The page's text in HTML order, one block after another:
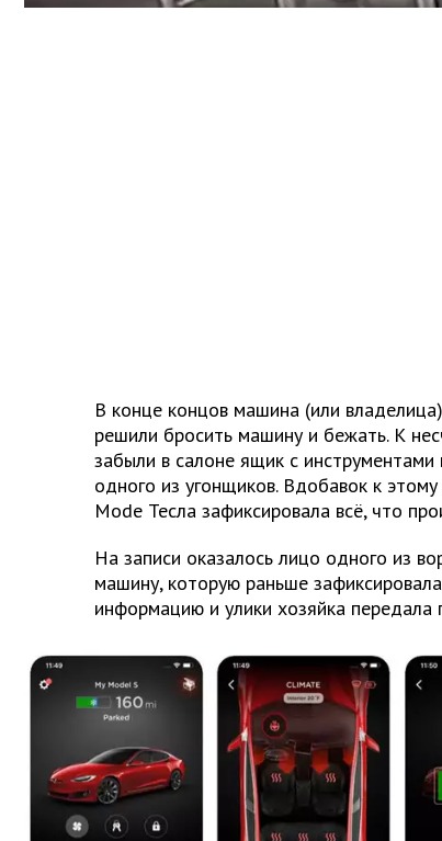
В конце концов машина (или
решили бросить машину и бежать. К
забыли в салоне ящик с инструментами
одного из угонщиков. Вдобавок к
Mode Тесла зафиксировала всё, что
На записи оказалось лицо одного из
машину, которую раньше
информацию и улики хозяйка передала